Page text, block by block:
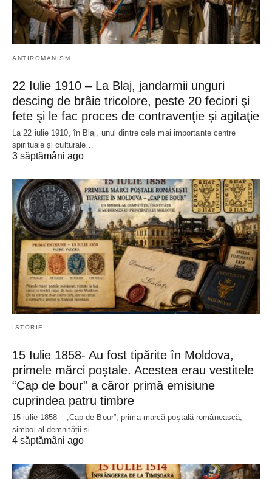
ANTIROMANISM
22 Iulie 1910 – La Blaj, jandarmii unguri
descing de brâie tricolore, peste 20 feciori şi
fete şi le fac proces de contravenţie şi agitaţie
La 22 iulie 1910, în Blaj, unul dintre cele mai importante centre
spirituale și culturale…
3 săptămâni ago
ISTORIE
15 Iulie 1858- Au fost tipărite în Moldova,
primele mărci poștale. Acestea erau vestitele
“Cap de bour” a căror primă emisiune
cuprindea patru timbre
15 iulie 1858 – „Cap de Bour”, prima marcă poștală românească,
simbol al demnității și…
4 săptămâni ago